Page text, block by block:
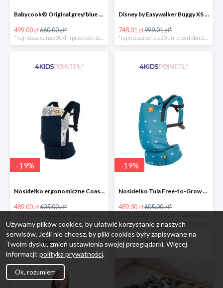
Babycook® Original grey/blue Beaba
499.00 zł660.00 zł*
*najniższa cena z 30 dni przed obniżką
Disney by Easywalker Buggy XS Wózek spacerowy z osłonką przeciwdeszczową Mickey Shield
748.01 zł999.01 zł*
*najniższa cena z 30 dni przed obniżką
-19%
Nosidełko ergonomiczne Coast Navigator Tula
489.00 zł605.00 zł*
-19%
Nosidełko Tula Free-to-Grow Playdate Tula
489.00 zł605.00 zł*
Używamy plików cookies, by ułatwić korzystanie z naszych
serwisów. Jeśli nie chcesz, by pliki cookies były zapisywane na
Twoim dysku, zmień ustawienia swojej przeglądarki. Więcej
informacji: polityka prywatności.
Ok, rozumiem